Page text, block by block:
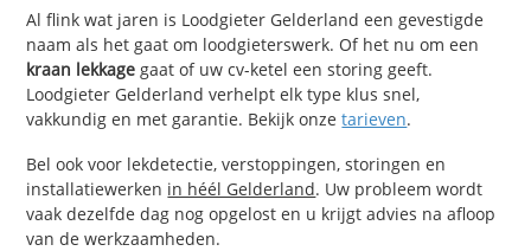
Al flink wat jaren is Loodgieter Gelderland een gevestigde
naam als het gaat om loodgieterswerk. Of het nu om een
kraan lekkage gaat of uw cv-ketel een storing geeft.
Loodgieter Gelderland verhelpt elk type klus snel,
vakkundig en met garantie. Bekijk onzetarieven.
Bel ook voor lekdetectie, verstoppingen, storingen en
installatiewerken in héél Gelderland. Uw probleem wordt
vaak dezelfde dag nog opgelost en u krijgt advies na afloop
van de werkzaamheden.